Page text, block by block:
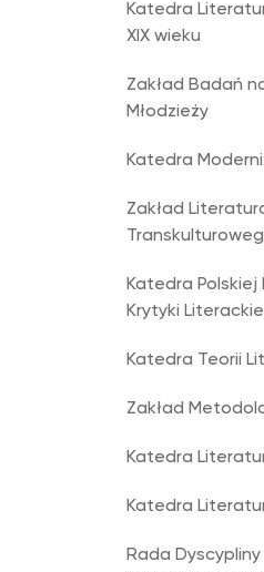
Katedra
XIX wieku
Zakład Badań
Młodzieży
Katedra
Zakład
Katedra
Krytyki
Katedra Teorii
Zakład
Katedra
Katedra
Rada